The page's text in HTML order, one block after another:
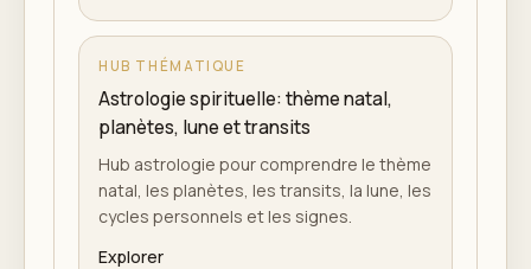
HUB THÉMATIQUE
Astrologie spirituelle: thème natal,
planètes, lune et transits
Hub astrologie pour comprendre le thème
natal, les planètes, les transits, la lune, les
cycles personnels et les signes.
Explorer